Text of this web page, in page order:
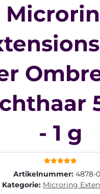
- 1 g
Artikelnummer: 4878-
Kategorie: Microring